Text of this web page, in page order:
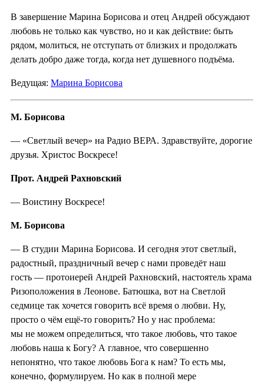
В завершение Марина Борисова и отец Андрей обсуждают
любовь не только как чувство, но и как действие: быть
рядом, молиться, не отступать от близких и продолжать
делать добро даже тогда, когда нет душевного подъёма.
Ведущая: Марина Борисова
М. Борисова
— «Светлый вечер» на Радио ВЕРА. Здравствуйте, дорогие
друзья. Христос Воскресе!
Прот. Андрей Рахновский
— Воистину Воскресе!
М. Борисова
— В студии Марина Борисова. И сегодня этот светлый,
радостный, праздничный вечер с нами проведёт наш
гость — протоиерей Андрей Рахновский, настоятель храма
Ризоположения в Леонове. Батюшка, вот на Светлой
седмице так хочется говорить всё время о любви. Ну,
просто о чём ещё-то говорить? Но у нас проблема:
мы не можем определиться, что такое любовь, что такое
любовь наша к Богу? А главное, что совершенно
непонятно, что такое любовь Бога к нам? То есть мы,
конечно, формулируем. Но как в полной мере